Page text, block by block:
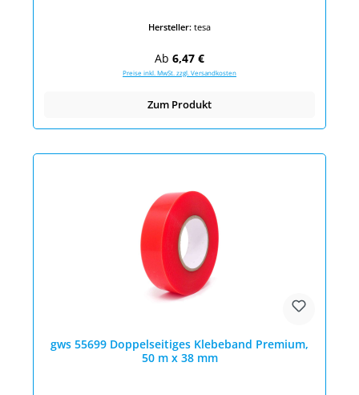
Hersteller: tesa
Regulärer Preis:
Ab 6,47 €
Preise inkl. MwSt. zzgl. Versandkosten
Zum Produkt
gws 55699 Doppelseitiges Klebeband Premium,
50 m x 38 mm